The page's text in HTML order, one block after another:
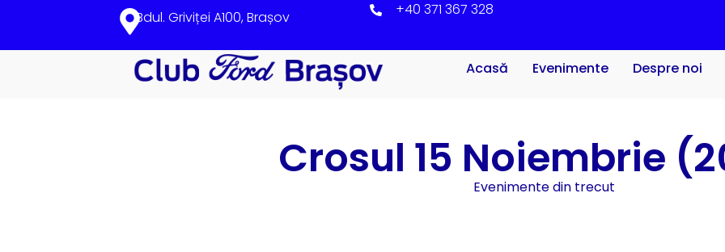
Bdul. Griviței A100, Brașov +40 371 367 328
Acasă Evenimente Despre noi
Crosul 15 Noiembrie
Evenimente din trecut